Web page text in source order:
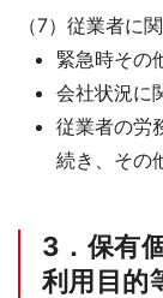
（7）従業者に
緊急時その
会社状況に
従業者の労
続き、その
3．保有
利用目的